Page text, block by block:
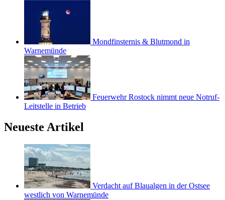
Mondfinsternis & Blutmond in
Warnemünde
Feuerwehr Rostock nimmt neue Notruf-
Leitstelle in Betrieb
Neueste Artikel
Verdacht auf Blaualgen in der Ostsee
westlich von Warnemünde